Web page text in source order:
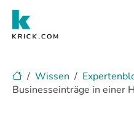
Wissen
Businesseinträge in einer